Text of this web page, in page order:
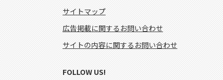
サイトマップ
広告掲載に関するお問い合わせ
サイトの内容に関するお問い合わせ
FOLLOW US!